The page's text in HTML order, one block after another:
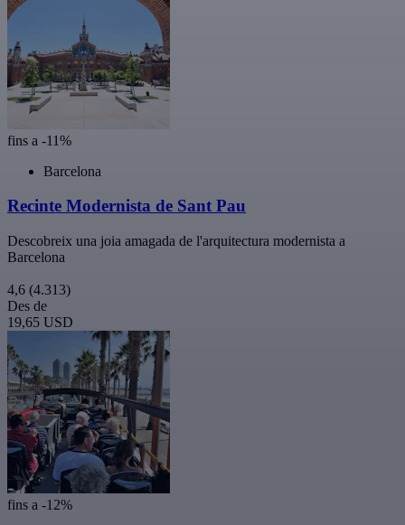
fins a -11%
Barcelona
Recinte Modernista de Sant Pau
Descobreix una joia amagada de l'arquitectura modernista a
Barcelona
4,6 (4.313)
Des de
19,65 USD
fins a -12%